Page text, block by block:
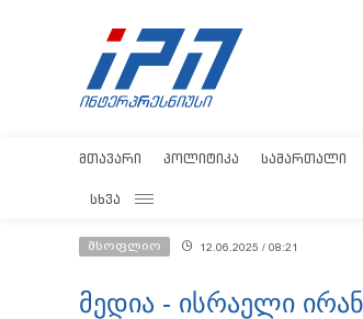
ᲛᲗᲐᲕᲐᲠᲘ ᲞᲝᲚᲘᲢᲘᲙᲐ ᲡᲐᲛᲐᲠᲗᲐᲚᲘ
ᲡᲮᲕᲐ
მსოფლიო 12.06.2025 / 08:21
მედია - ისრაელი